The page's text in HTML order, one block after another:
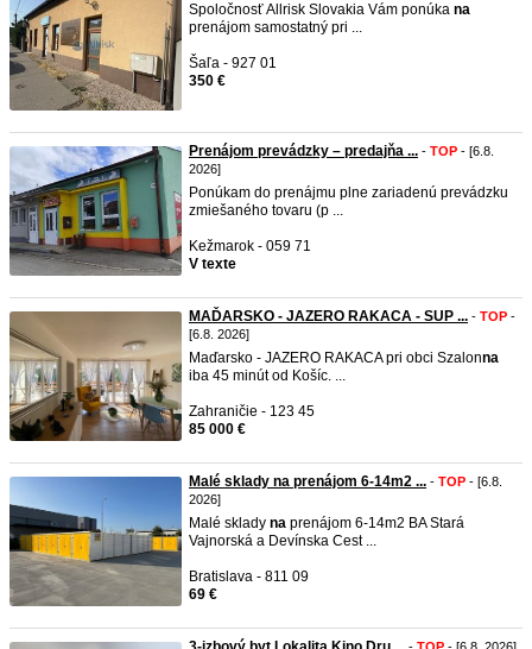
Spoločnosť Allrisk Slovakia Vám ponúka na
prenájom samostatný pri ...
Šaľa - 927 01
350 €
Prenájom prevádzky – predajňa ... - TOP - [6.8.
2026]
Ponúkam do prenájmu plne zariadenú prevádzku
zmiešaného tovaru (p ...
Kežmarok - 059 71
V texte
MAĎARSKO - JAZERO RAKACA - SUP ... - TOP -
[6.8. 2026]
Maďarsko - JAZERO RAKACA pri obci Szalonna
iba 45 minút od Košíc. ...
Zahraničie - 123 45
85 000 €
Malé sklady na prenájom 6-14m2 ... - TOP - [6.8.
2026]
Malé sklady na prenájom 6-14m2 BA Stará
Vajnorská a Devínska Cest ...
Bratislava - 811 09
69 €